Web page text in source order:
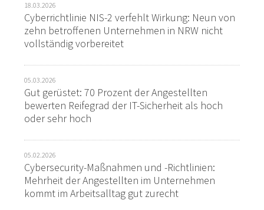
18.03.2026
Cyberrichtlinie NIS-2 verfehlt Wirkung: Neun von
zehn betroffenen Unternehmen in NRW nicht
vollständig vorbereitet
05.03.2026
Gut gerüstet: 70 Prozent der Angestellten
bewerten Reifegrad der IT-Sicherheit als hoch
oder sehr hoch
05.02.2026
Cybersecurity-Maßnahmen und -Richtlinien:
Mehrheit der Angestellten im Unternehmen
kommt im Arbeitsalltag gut zurecht